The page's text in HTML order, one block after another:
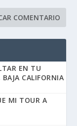
EN TU
CALIFORNIA
MI TOUR A